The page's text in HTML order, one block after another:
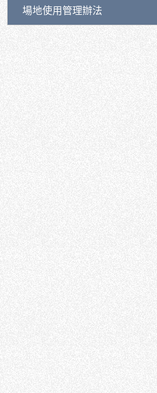
場地使用管理辦法